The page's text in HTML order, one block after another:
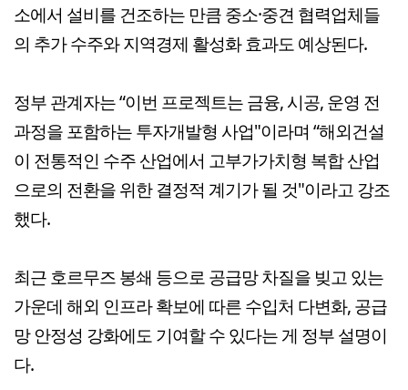
소에서 설비를 건조하는 만큼 중소·중견 협력업체들
의 추가 수주와 지역경제 활성화 효과도 예상된다.
정부 관계자는 “이번 프로젝트는 금융, 시공, 운영 전
과정을 포함하는 투자개발형 사업"이라며 “해외건설
이 전통적인 수주 산업에서 고부가가치형 복합 산업
으로의 전환을 위한 결정적 계기가 될 것"이라고 강조
했다.
최근 호르무즈 봉쇄 등으로 공급망 차질을 빚고 있는
가운데 해외 인프라 확보에 따른 수입처 다변화, 공급
망 안정성 강화에도 기여할 수 있다는 게 정부 설명이
다.